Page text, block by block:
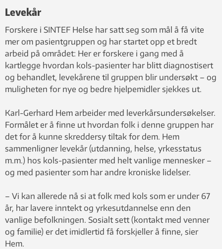
Levekår
Forskere i SINTEF Helse har satt seg som mål å få vite
mer om pasientgruppen og har startet opp et bredt
arbeid på området: Her er forskere i gang med å
kartlegge hvordan kols-pasienter har blitt diagnostisert
og behandlet, levekårene til gruppen blir undersøkt – og
muligheten for nye og bedre hjelpemidler sjekkes ut.
Karl-Gerhard Hem arbeider med leverkårsundersøkelser.
Formålet er å finne ut hvordan folk i denne gruppen har
det for å kunne skreddersy tiltak for dem. Hem
sammenligner levekår (utdanning, helse, yrkesstatus
m.m.) hos kols-pasienter med helt vanlige mennesker –
og med pasienter som har andre kroniske lidelser.
– Vi kan allerede nå si at folk med kols som er under 67
år, har lavere inntekt og yrkesutdannelse enn den
vanlige befolkningen. Sosialt sett (kontakt med venner
og familie) er det imidlertid få forskjeller å finne, sier
Hem.